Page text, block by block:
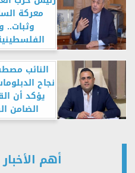
معركة
وثبات..
النائب
نجاح
يؤكد أن
الضامن
أهم الأخبار